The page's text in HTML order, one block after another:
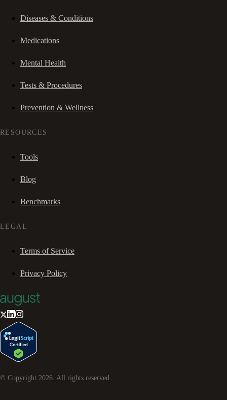
Diseases & Conditions
Medications
Mental Health
Tests & Procedures
Prevention & Wellness
RESOURCES
Tools
Blog
Benchmarks
LEGAL
Terms of Service
Privacy Policy
© Copyright 2026. All rights reserved.